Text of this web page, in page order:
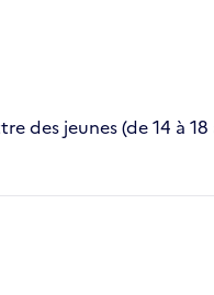
jeunes (de 14 à 18